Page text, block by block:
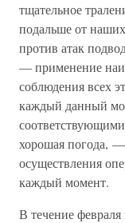
тщательное
подальше от
против атак
— применение
соблюдения всех
каждый данный
хорошая погода, —
осуществления
каждый момент.
В течение